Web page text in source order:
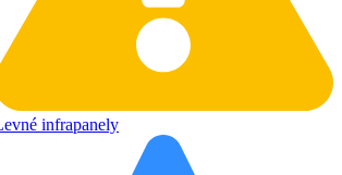
infrapanely